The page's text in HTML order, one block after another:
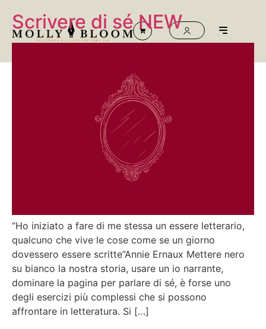
Scrivere di sé NEW
“Ho iniziato a fare di me stessa un essere letterario,
qualcuno che vive le cose come se un giorno
dovessero essere scritte”Annie Ernaux Mettere nero
su bianco la nostra storia, usare un io narrante,
dominare la pagina per parlare di sé, è forse uno
degli esercizi più complessi che si possono
affrontare in letteratura. Si […]